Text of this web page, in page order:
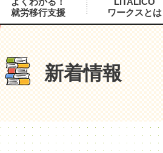
就労移行支援
ワークスとは
新着情報